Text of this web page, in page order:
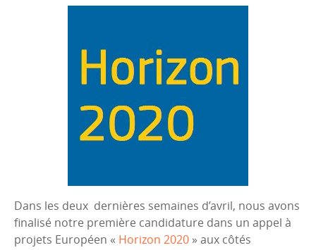
Dans les deux dernières semaines d’avril, nous avons
finalisé notre première candidature dans un appel à
projets Européen « Horizon 2020 » aux côtés